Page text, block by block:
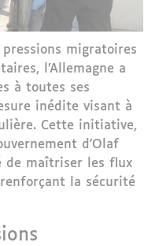
migratoires
l’Allemagne a
à toutes ses
inédite visant à
Cette initiative,
d'Olaf
de maîtriser les flux
la sécurité